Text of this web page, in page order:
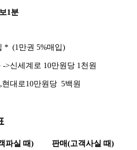
1분
* (1만권 5%매입)
신세계로 10만원당 1천원
로10만원당 5백원
파실 때) 판매(고객사실 때)